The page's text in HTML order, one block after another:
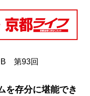
第93回
を存分に堪能でき